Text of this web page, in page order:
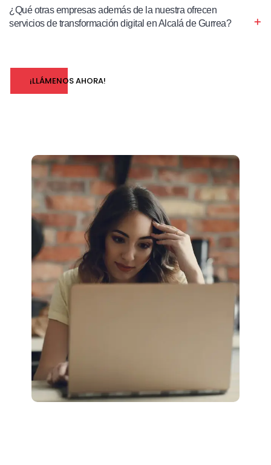
¿Qué otras empresas además de la nuestra ofrecen
servicios de transformación digital en Alcalá de Gurrea?
¡LLÁMENOS AHORA!